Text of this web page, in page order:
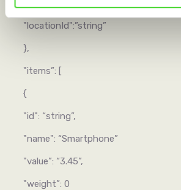
"locationId":”string”
},
"items”: [
{
"id": “string”,
"name": “Smartphone”
"value”: “3.45”,
"weight”: 0